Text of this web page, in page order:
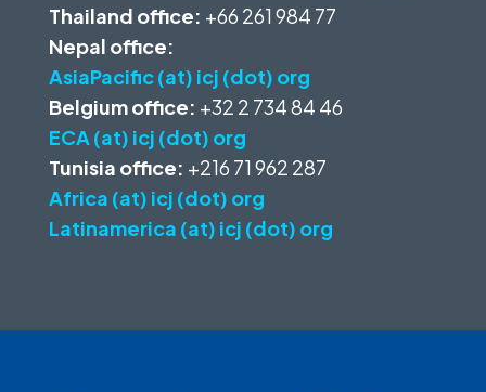
Thailand office: +66 261 984 77
Nepal office:
AsiaPacific (at) icj (dot) org
Belgium office: +32 2 734 84 46
ECA (at) icj (dot) org
Tunisia office: +216 71 962 287
Africa (at) icj (dot) org
Latinamerica (at) icj (dot) org